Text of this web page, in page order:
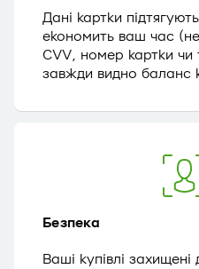
Дані картки
економить ваш час
CVV, номер картки чи
завжди видно баланс
Безпека
Ваші купівлі